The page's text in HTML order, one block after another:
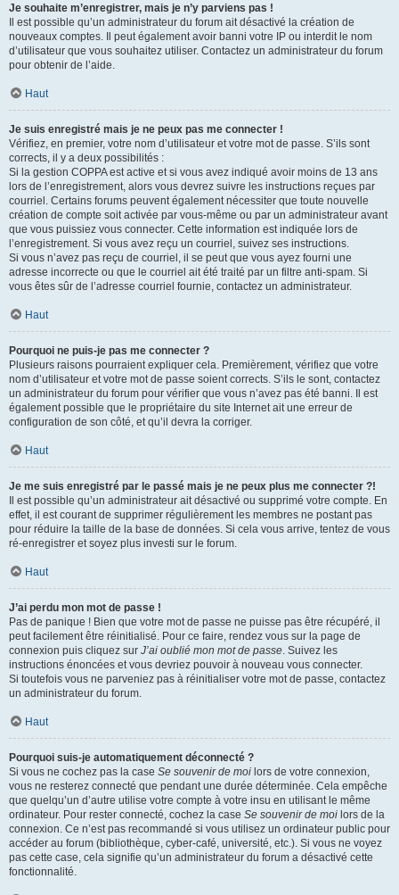
Je souhaite m’enregistrer, mais je n’y parviens pas !
Il est possible qu’un administrateur du forum ait désactivé la création de
nouveaux comptes. Il peut également avoir banni votre IP ou interdit le nom
d’utilisateur que vous souhaitez utiliser. Contactez un administrateur du forum
pour obtenir de l’aide.
Haut
Je suis enregistré mais je ne peux pas me connecter !
Vérifiez, en premier, votre nom d’utilisateur et votre mot de passe. S’ils sont
corrects, il y a deux possibilités :
Si la gestion COPPA est active et si vous avez indiqué avoir moins de 13 ans
lors de l’enregistrement, alors vous devrez suivre les instructions reçues par
courriel. Certains forums peuvent également nécessiter que toute nouvelle
création de compte soit activée par vous-même ou par un administrateur avant
que vous puissiez vous connecter. Cette information est indiquée lors de
l’enregistrement. Si vous avez reçu un courriel, suivez ses instructions.
Si vous n’avez pas reçu de courriel, il se peut que vous ayez fourni une
adresse incorrecte ou que le courriel ait été traité par un filtre anti-spam. Si
vous êtes sûr de l’adresse courriel fournie, contactez un administrateur.
Haut
Pourquoi ne puis-je pas me connecter ?
Plusieurs raisons pourraient expliquer cela. Premièrement, vérifiez que votre
nom d’utilisateur et votre mot de passe soient corrects. S’ils le sont, contactez
un administrateur du forum pour vérifier que vous n’avez pas été banni. Il est
également possible que le propriétaire du site Internet ait une erreur de
configuration de son côté, et qu’il devra la corriger.
Haut
Je me suis enregistré par le passé mais je ne peux plus me connecter ?!
Il est possible qu’un administrateur ait désactivé ou supprimé votre compte. En
effet, il est courant de supprimer régulièrement les membres ne postant pas
pour réduire la taille de la base de données. Si cela vous arrive, tentez de vous
ré-enregistrer et soyez plus investi sur le forum.
Haut
J’ai perdu mon mot de passe !
Pas de panique ! Bien que votre mot de passe ne puisse pas être récupéré, il
peut facilement être réinitialisé. Pour ce faire, rendez vous sur la page de
connexion puis cliquez sur J’ai oublié mon mot de passe. Suivez les
instructions énoncées et vous devriez pouvoir à nouveau vous connecter.
Si toutefois vous ne parveniez pas à réinitialiser votre mot de passe, contactez
un administrateur du forum.
Haut
Pourquoi suis-je automatiquement déconnecté ?
Si vous ne cochez pas la case Se souvenir de moi lors de votre connexion,
vous ne resterez connecté que pendant une durée déterminée. Cela empêche
que quelqu’un d’autre utilise votre compte à votre insu en utilisant le même
ordinateur. Pour rester connecté, cochez la case Se souvenir de moi lors de la
connexion. Ce n’est pas recommandé si vous utilisez un ordinateur public pour
accéder au forum (bibliothèque, cyber-café, université, etc.). Si vous ne voyez
pas cette case, cela signifie qu’un administrateur du forum a désactivé cette
fonctionnalité.